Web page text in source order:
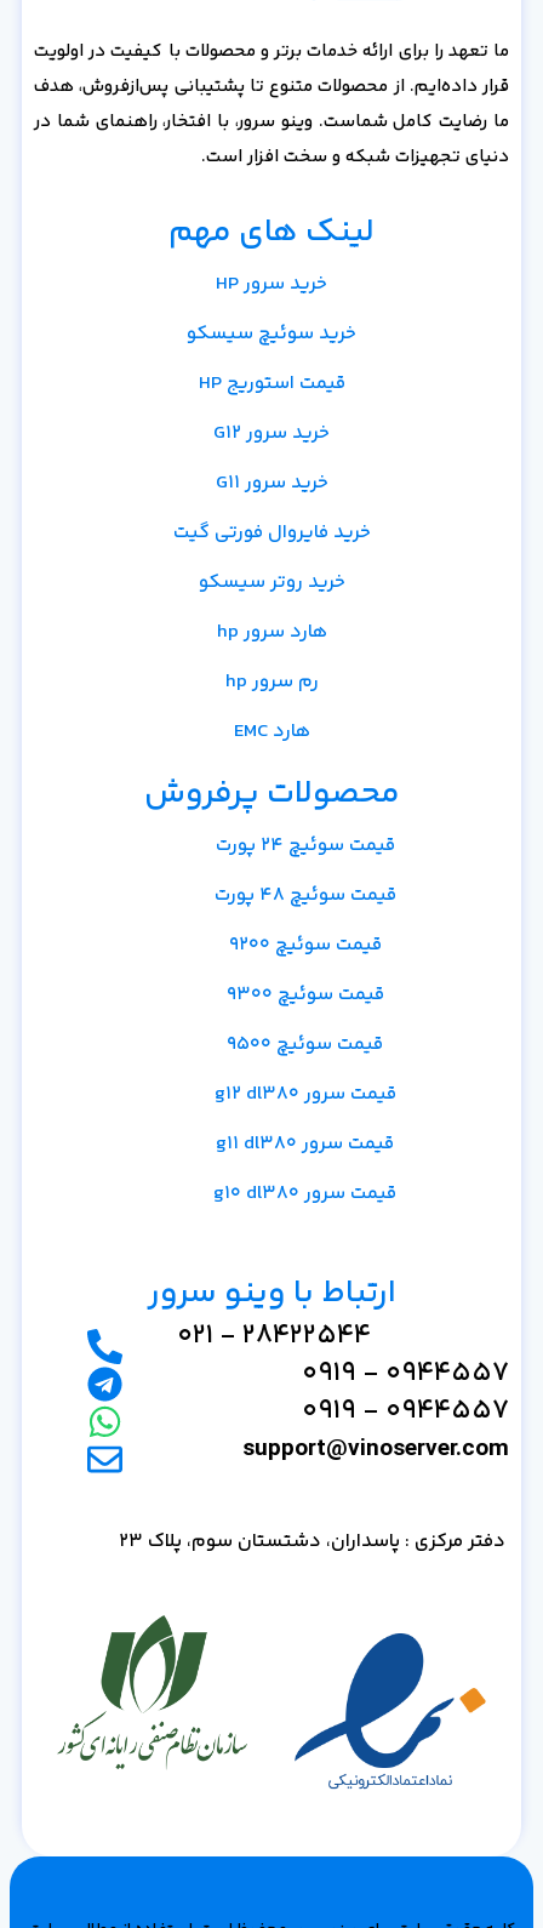
ما تعهد را برای ارائه خدمات برتر و محصولات با کیفیت در اولویت
قرار داده‌ایم. از محصولات متنوع تا پشتیبانی پس‌از‌فروش، هدف
ما رضایت کامل شماست. وینو سرور، با افتخار، راهنمای شما در
دنیای تجهیزات شبکه و سخت افزار است.
لینک های مهم
خرید سرور HP
خرید سوئیچ سیسکو
قیمت استوریج HP
خرید سرور G12
خرید سرور G11
خرید فایروال فورتی گیت
خرید روتر سیسکو
هارد سرور hp
رم سرور hp
هارد EMC
محصولات پرفروش
قیمت سوئیچ 24 پورت
قیمت سوئیچ 48 پورت
قیمت سوئیچ 9200
قیمت سوئیچ 9300
قیمت سوئیچ 9500
قیمت سرور g12 dl380
قیمت سرور g11 dl380
قیمت سرور g10 dl380
ارتباط با وینو سرور
28422544 - 021
0944557 - 0919
0944557 - 0919
support@vinoserver.com
دفتر مرکزی : پاسداران، دشتستان سوم، پلاک 23